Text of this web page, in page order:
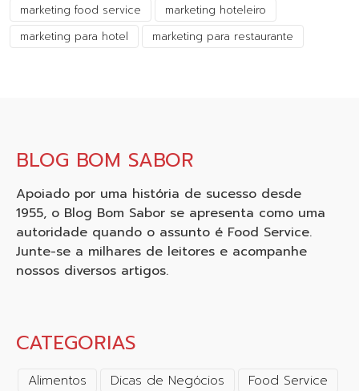
marketing food service
marketing hoteleiro
marketing para hotel
marketing para restaurante
BLOG BOM SABOR
Apoiado por uma história de sucesso desde
1955, o Blog Bom Sabor se apresenta como uma
autoridade quando o assunto é Food Service.
Junte-se a milhares de leitores e acompanhe
nossos diversos artigos.
CATEGORIAS
Alimentos Dicas de Negócios
Food Service